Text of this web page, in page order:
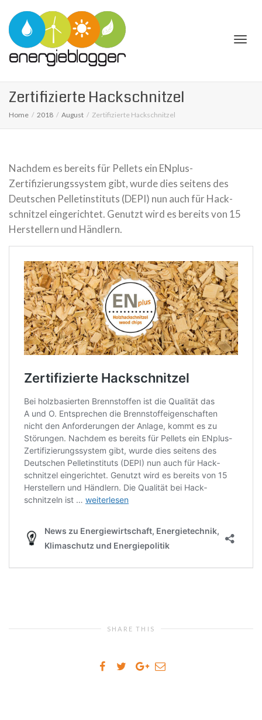
Zer­ti­fi­zierte Hack­schnit­zel
Home 2018 August Zer­ti­fi­zierte Hack­schnit­zel
Nachdem es bereits für Pellets ein ENplus-
Zertifizierungssystem gibt, wurde dies seitens des
Deut­schen Pel­le­t­in­sti­tuts (DEPI) nun auch für Hack­
schnit­zel ein­ge­rich­tet. Genutzt wird es bereits von 15
Her­stel­lern und Händ­lern.
SHARE THIS